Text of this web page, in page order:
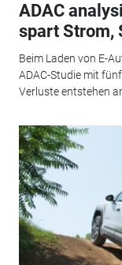
ADAC
spart Strom,
Beim Laden von E-
ADAC-Studie mit
Verluste entstehen